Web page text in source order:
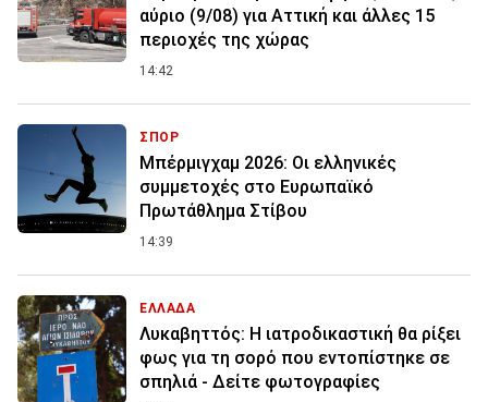
αύριο (9/08) για Αττική και άλλες 15
περιοχές της χώρας
14:42
ΣΠΟΡ
Μπέρμιγχαμ 2026: Οι ελληνικές
συμμετοχές στο Ευρωπαϊκό
Πρωτάθλημα Στίβου
14:39
ΕΛΛΑΔΑ
Λυκαβηττός: Η ιατροδικαστική θα ρίξει
φως για τη σορό που εντοπίστηκε σε
σπηλιά - Δείτε φωτογραφίες